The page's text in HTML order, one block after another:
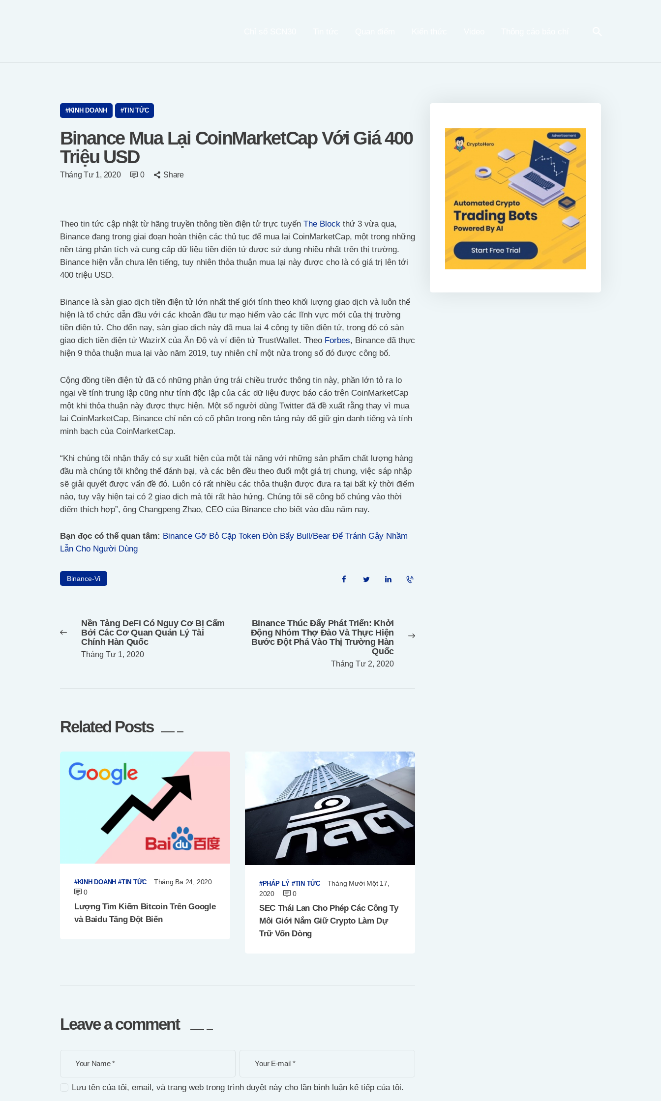
Video
KINH DOANH TIN TỨC
Binance Mua Lại CoinMarketCap Với Giá 400
Triệu USD
Tháng Tư 1, 2020 0 Share
Theo tin tức cập nhật từ hãng truyền thông tiền điện tử trực tuyến The Block thứ 3 vừa qua,
Binance đang trong giai đoạn hoàn thiện các thủ tục để mua lại CoinMarketCap, một trong những
nền tảng phân tích và cung cấp dữ liệu tiền điện tử được sử dụng nhiều nhất trên thị trường.
Binance hiện vẫn chưa lên tiếng, tuy nhiên thỏa thuận mua lại này được cho là có giá trị lên tới
400 triệu USD.
Binance là sàn giao dịch tiền điện tử lớn nhất thế giới tính theo khối lượng giao dịch và luôn thể
hiện là tổ chức dẫn đầu với các khoản đầu tư mạo hiểm vào các lĩnh vực mới của thị trường
tiền điện tử. Cho đến nay, sàn giao dịch này đã mua lại 4 công ty tiền điện tử, trong đó có sàn
giao dịch tiền điện tử WazirX của Ấn Độ và ví điện tử TrustWallet. Theo Forbes, Binance đã thực
hiện 9 thỏa thuận mua lại vào năm 2019, tuy nhiên chỉ một nửa trong số đó được công bố.
Cộng đồng tiền điện tử đã có những phản ứng trái chiều trước thông tin này, phần lớn tỏ ra lo
ngại về tính trung lập cũng như tính độc lập của các dữ liệu được báo cáo trên CoinMarketCap
một khi thỏa thuận này được thực hiện. Một số người dùng Twitter đã đề xuất rằng thay vì mua
lại CoinMarketCap, Binance chỉ nên có cổ phần trong nền tảng này để giữ gìn danh tiếng và tính
minh bạch của CoinMarketCap.
“Khi chúng tôi nhận thấy có sự xuất hiện của một tài năng với những sản phẩm chất lượng hàng
đầu mà chúng tôi không thể đánh bại, và các bên đều theo đuổi một giá trị chung, việc sáp nhập
sẽ giải quyết được vấn đề đó. Luôn có rất nhiều các thỏa thuận được đưa ra tại bất kỳ thời điểm
nào, tuy vậy hiện tại có 2 giao dịch mà tôi rất hào hứng. Chúng tôi sẽ công bố chúng vào thời
điểm thích hợp”, ông Changpeng Zhao, CEO của Binance cho biết vào đầu năm nay.
Bạn đọc có thể quan tâm: Binance Gỡ Bỏ Cặp Token Đòn Bẩy Bull/Bear Để Tránh Gây Nhầm
Lẫn Cho Người Dùng
Binance-Vi
bài
viết
Previous
post:
Nền Tảng DeFi Có Nguy Cơ Bị Cấm
Bởi Các Cơ Quan Quản Lý Tài
Chính Hàn Quốc
Tháng Tư 1, 2020
post:
Binance Thúc Đẩy Phát Triển: Khởi
Động Nhóm Thợ Đào Và Thực Hiện
Bước Đột Phá Vào Thị Trường Hàn
Quốc
Tháng Tư 2, 2020
Related Posts
KINH DOANH TIN TỨC
Tháng Ba 24, 2020
0
Lượng Tìm Kiếm Bitcoin Trên Google
và Baidu Tăng Đột Biến
PHÁP LÝ TIN TỨC
Tháng Mười Một 17,
2020
0
SEC Thái Lan Cho Phép Các Công Ty
Môi Giới Nắm Giữ Crypto Làm Dự
Trữ Vốn Dòng
Leave a comment
Lưu tên của tôi, email, và trang web trong trình duyệt này cho lần bình luận kế tiếp của tôi.